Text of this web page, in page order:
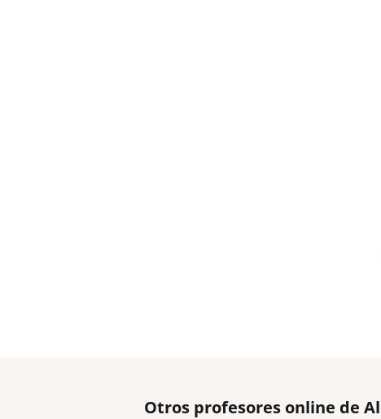
Otros profesores online de